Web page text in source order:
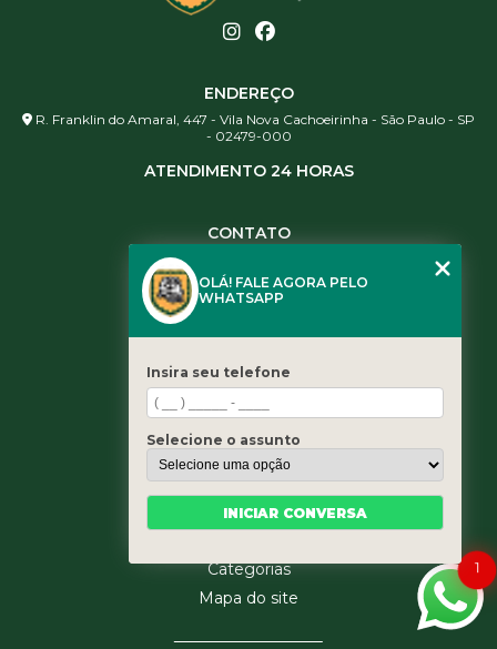
ENDEREÇO
R. Franklin do Amaral, 447 - Vila Nova Cachoeirinha - São Paulo - SP
- 02479-000
ATENDIMENTO 24 HORAS
CONTATO
(11) 3461-5871
contato@leaoservicos.com.br
Home
Quem somos
Serviços
Blog
Categorias
Mapa do site
1
OLÁ! FALE AGORA PELO
WHATSAPP
Insira seu telefone
Selecione o assunto
INICIAR CONVERSA